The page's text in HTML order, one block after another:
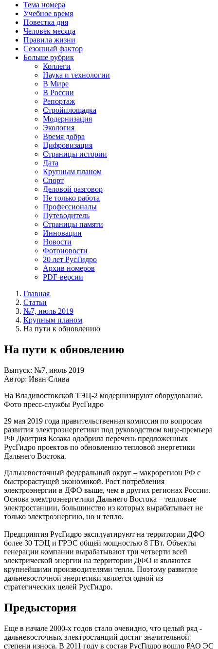
Тема номера
Учебное время
Повестка дня
Человек месяца
Правила жизни
Сезонный фактор
Больше рубрик
Коллеги
Наука и технологии
В Мире
В России
Репортаж
Стройплощадка
Модернизация
Экология
Время добра
Цифровизация
Страницы истории
Дата
Крупным планом
Спорт
Деловой разговор
Не только работа
Профессионалы
Путеводитель
Страницы памяти
Инновации
Новости
Фотоновости
20 лет РусГидро
Архив номеров
PDF-версии
Главная
Статьи
№7, июль 2019
Крупным планом
На пути к обновлению
На пути к обновлению
Выпуск: №7, июль 2019
Автор: Иван Слива
На Владивостокской ТЭЦ-2 модернизируют оборудование.
Фото пресс-службы РусГидро
29 мая 2019 года правительственная комиссия по вопросам
развития электроэнергетики под руководством вице-премьера
РФ Дмитрия Козака одобрила перечень предложенных
РусГидро проектов по обновлению тепловой энергетики
Дальнего Востока.
Дальневосточный федеральный округ – макрорегион РФ с
быстрорастущей экономикой. Рост потребления
электроэнергии в ДФО выше, чем в других регионах России.
Основа электроэнергетики Дальнего Востока – тепловые
электростанции, большинство из которых вырабатывает не
только электроэнергию, но и тепло.
Предприятия РусГидро эксплуати­руют на территории ДФО
более 30 ТЭЦ и ГРЭС общей мощностью 8 ГВт. ­Объекты
генерации компании вырабатывают три четверти всей
электрической энергии на территории ДФО и являются
крупнейшими производи­телями тепла. Поэтому развитие
дальневосточной энергетики является одной из
стратегических целей РусГидро.
Предыстория
Еще в начале 2000-х годов стало очевидно, что целый ряд ­
дальневосточных электростанций достиг значительной
степени износа. В 2011 году в состав Рус­Гидро вошло РАО ЭС